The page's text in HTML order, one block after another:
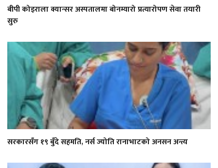
बीपी कोइराला क्यान्सर अस्पतालमा बोनम्यारो प्रत्यारोपण सेवा तयारी
सुरु
सरकारसँग १९ बुँदे सहमति, नर्स ज्योति रानाभाटको अनसन अन्त्य